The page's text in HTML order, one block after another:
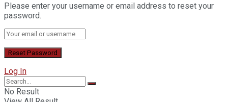
Please enter your username or email address to reset your
password.
Log In
No Result